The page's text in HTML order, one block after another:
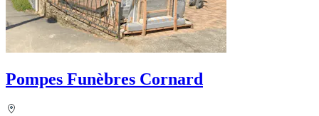
Pompes Funèbres Cornard